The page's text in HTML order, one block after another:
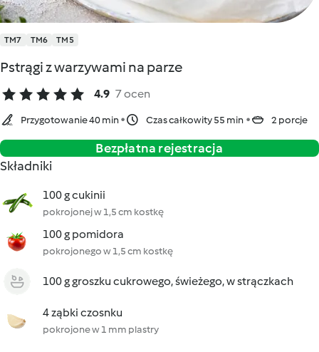
TM7 TM6 TM5
Pstrągi z warzywami na parze
4.9 7 ocen
Przygotowanie 40 min Czas całkowity 55 min 2 porcje
Bezpłatna rejestracja
Składniki
100 g cukinii
pokrojonej w 1,5 cm kostkę
100 g pomidora
pokrojonego w 1,5 cm kostkę
100 g groszku cukrowego, świeżego, w strączkach
4 ząbki czosnku
pokrojone w 1 mm plastry